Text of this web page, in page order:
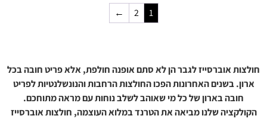
1
2
←
חולצות אוברסייז לגבר הן לא סתם אופנה חולפת, אלא פריט חובה בכל
ארון. בשנים האחרונות הפכו החולצות הרחבות והנונשלנטיות לפריט
חובה בארון של כל מי שאוהב לשלב נוחות עם מראה מתוחכם.
הקולקציה שלנו מביאה את הטרנד במלוא העוצמה, חולצות אוברסייז